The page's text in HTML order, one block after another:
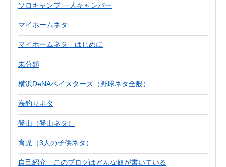
ソロキャンプ 一人キャンパー
マイホームネタ
マイホームネタ はじめに
未分類
横浜DeNAベイスターズ（野球ネタ全般）
海釣りネタ
登山（登山ネタ）
育児（3人の子供ネタ）
自己紹介 このブログはどんな奴が書いている